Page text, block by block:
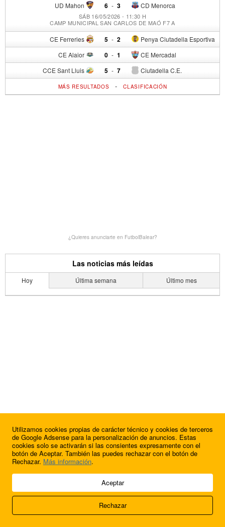
UD Mahon 6 - CD Menorca
3
SÁB 16/05/2026 - 11:30 H
CAMP MUNICIPAL SAN CARLOS DE MAÓ F7 A
CE Ferreries 5 - Penya Ciutadella Esportiva
2
CE Alaior 0 - CE Mercadal
1
CCE Sant Lluis 5 - Ciutadella C.E.
7
MÁS RESULTADOS -CLASIFICACIÓN
¿Quieres anunciarte en FutbolBalear?
Las noticias más leídas
Hoy Última semana Último mes
© 2009 - 2026 Soluciones Corporativas IP, SL.
Acerca de nosotros
FútbolBalear
Utilizamos cookies propias de carácter técnico y cookies de terceros
de Google Adsense para la personalización de anuncios. Estas
cookies solo se activarán si las consientes expresamente con el
botón de Aceptar. También las puedes rechazar con el botón de
Rechazar. Más información.
Aceptar
Rechazar